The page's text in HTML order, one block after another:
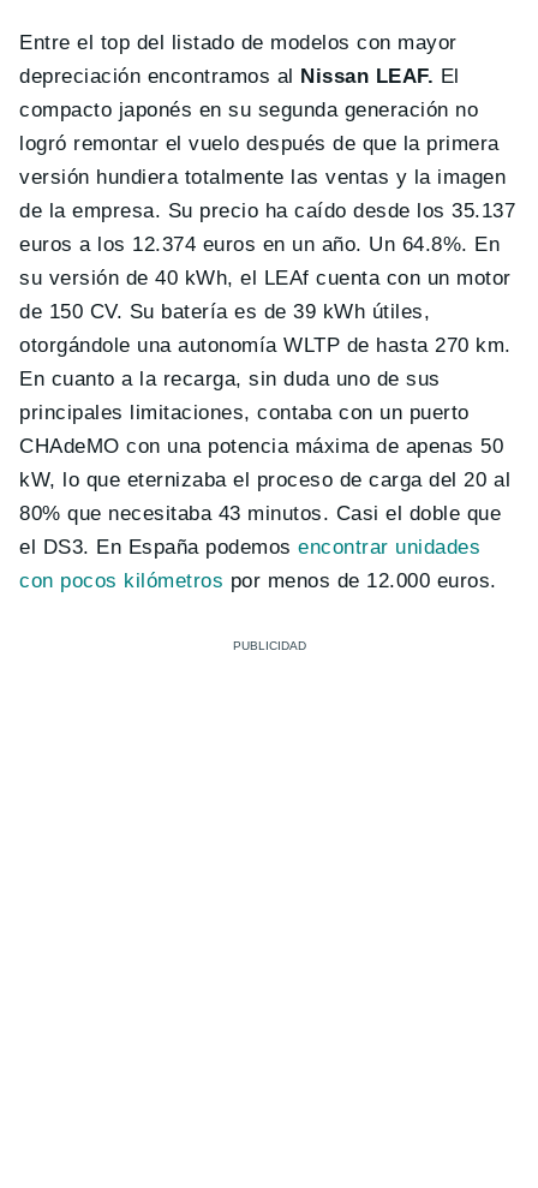
Entre el top del listado de modelos con mayor
depreciación encontramos al
Nissan LEAF. El
compacto japonés en su segunda generación no
logró remontar el vuelo después de que la primera
versión hundiera totalmente las ventas y la imagen
de la empresa. Su precio ha caído desde los 35.137
euros a los 12.374 euros en un año. Un 64.8%. En
su versión de 40 kWh, el LEAf cuenta con un motor
de 150 CV. Su batería es de 39 kWh útiles,
otorgándole una autonomía WLTP de hasta 270 km.
En cuanto a la recarga, sin duda uno de sus
principales limitaciones, contaba con un puerto
CHAdeMO con una potencia máxima de apenas 50
kW, lo que eternizaba el proceso de carga del 20 al
80% que necesitaba 43 minutos. Casi el doble que
el DS3. En España podemosencontrar unidades
con pocos kilómetros por menos de 12.000 euros.